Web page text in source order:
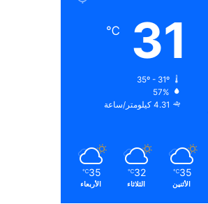
31
℃
35º - 31º
57%
4.31 كيلومتر/ساعة
35
℃
الأثنين
32
℃
الثلاثاء
35
℃
الأربعاء